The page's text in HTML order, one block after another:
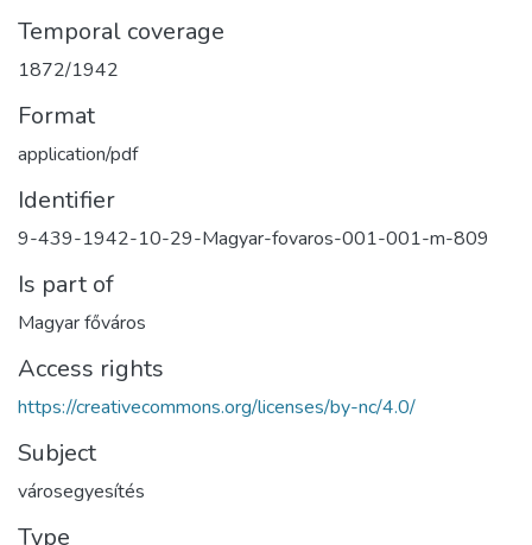
Temporal coverage
1872/1942
Format
application/pdf
Identifier
9-439-1942-10-29-Magyar-fovaros-001-001-m-809
Is part of
Magyar főváros
Access rights
https://creativecommons.org/licenses/by-nc/4.0/
Subject
városegyesítés
Type